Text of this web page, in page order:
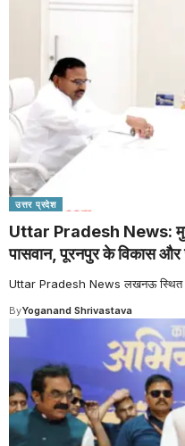
उत्तर प्रदेश
Uttar Pradesh News:
पासवान, पूरनपुर के विकास और
Uttar Pradesh News लखनऊ स्थित
ByYoganand Shrivastava